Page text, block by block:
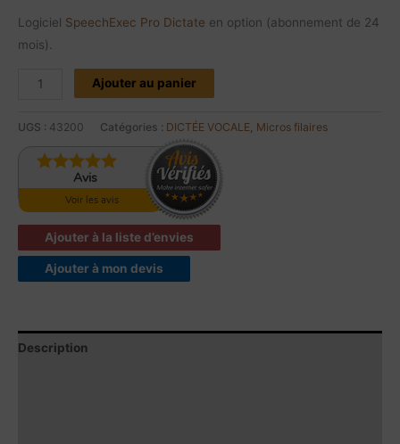
Logiciel SpeechExec Pro Dictate en option (abonnement de 24
mois).
Ajouter au panier
UGS : 43200 Catégories : DICTÉE VOCALE, Micros filaires
Avis
Voir les avis
Ajouter à la liste d’envies
Ajouter à mon devis
Description